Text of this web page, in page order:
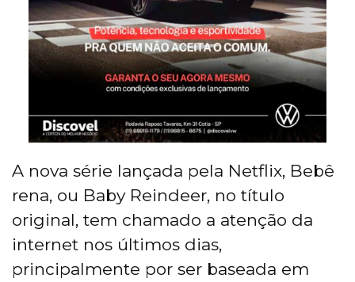
A nova série lançada pela Netflix, Bebê
rena, ou Baby Reindeer, no título
original, tem chamado a atenção da
internet nos últimos dias,
principalmente por ser baseada em